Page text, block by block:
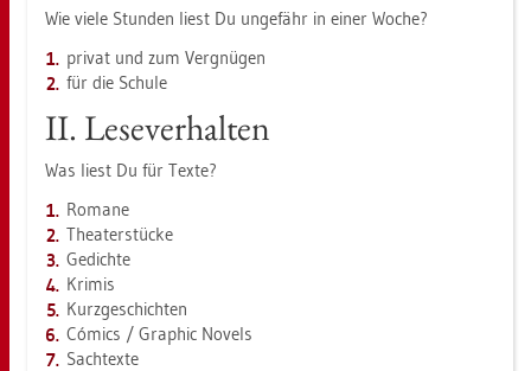
Wie viele Stun­den liest Du un­ge­fähr in einer Woche?
pri­vat und zum Ver­gnü­gen
für die Schu­le
II. Le­se­ver­hal­ten
Was liest Du für Texte?
Ro­ma­ne
Thea­ter­stü­cke
Ge­dich­te
Kri­mis
Kurz­ge­schich­ten
Cómics / Gra­phic No­vels
Sach­t­ex­te